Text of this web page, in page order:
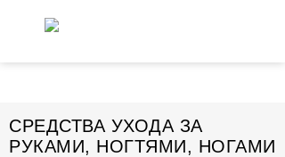
СРЕДСТВА УХОДА ЗА
РУКАМИ, НОГТЯМИ, НОГАМИ